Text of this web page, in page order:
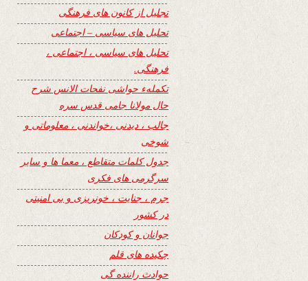
تجلیل از کانون های فرهنگی
تحلیل های سیاسی – اجتماعی
تحلیل های سیاسی ، اجتماعی ،
فرهنگی.
تکملهء حواشی نفحات الانس شرح
حال مولانا جامی قدس سره
جالب ، دیدنی ،خواندنی ، معلوماتی و
شوخی
جدول کلمات متقاطع ، معما ها و سایر
سرگرمی های فکری
جرم ، جنایت ، خونریزی و بی امنیتی
در کشور
جوانان و کودکان
چکیده های قلم
حوادث راننده گی